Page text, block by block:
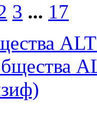
3 ... 17